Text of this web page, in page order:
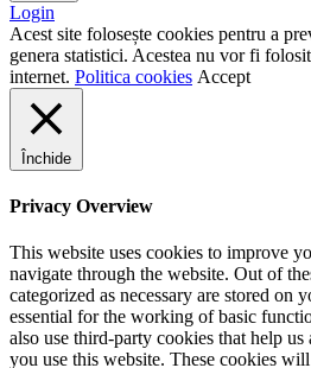
Login
Acest site folosește cookies pentru a
genera statistici. Acestea nu vor fi
internet. Politica cookies Accept
Închide
Privacy Overview
This website uses cookies to improve
navigate through the website. Out of
categorized as necessary are stored on
essential for the working of basic
also use third-party cookies that help
you use this website. These cookies